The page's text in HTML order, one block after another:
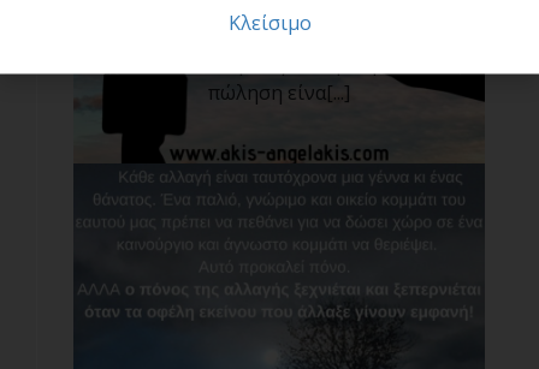
Οι αντιρρήσεις των πελατών και ο
ασφαλιστικός διαμεσολαβητής
πώληση είνα[...]
Κλείσιμο